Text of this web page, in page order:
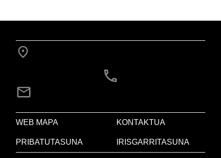
WEB MAPA KONTAKTUA
PRIBATUTASUNA IRISGARRITASUNA